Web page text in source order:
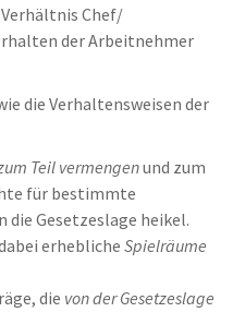
Chef/
der Arbeitnehmer
die Verhaltensweisen der
Teil vermengenund zum
für bestimmte
die Gesetzeslage heikel.
erhebliche Spielräume
die von der Gesetzeslage